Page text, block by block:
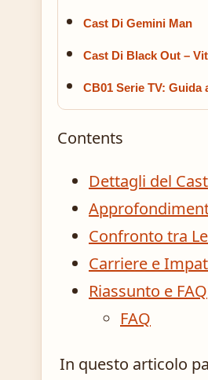
Cast Di Gemini Man
Cast Di Black Out –
CB01 Serie TV:
Contents
Dettagli del Cast
Confronto tra
Carriere e
Riassunto e FAQ
FAQ
In questo articolo